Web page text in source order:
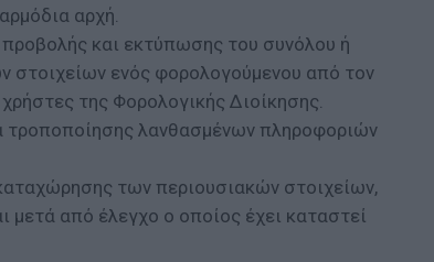
αρχή.
και εκτύπωσης του συνόλου ή
στοιχείων ενός φορολογούμενου από τον
της Φορολογικής Διοίκησης.
τροποποίησης λανθασμένων πληροφοριών
των περιουσιακών στοιχείων,
μετά από έλεγχο ο οποίος έχει καταστεί